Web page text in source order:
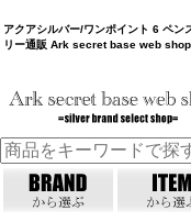
アクアシルバー/ワンポイント 6 ペン
リー通販 Ark secret base web shop